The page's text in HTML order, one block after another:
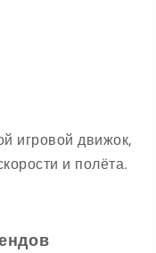
игровой движок,
и полёта.